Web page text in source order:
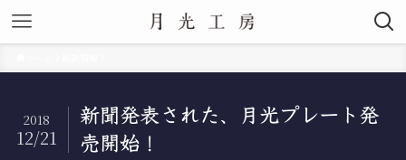
新聞発表された、月光プレート発
売開始！
2018
12/21